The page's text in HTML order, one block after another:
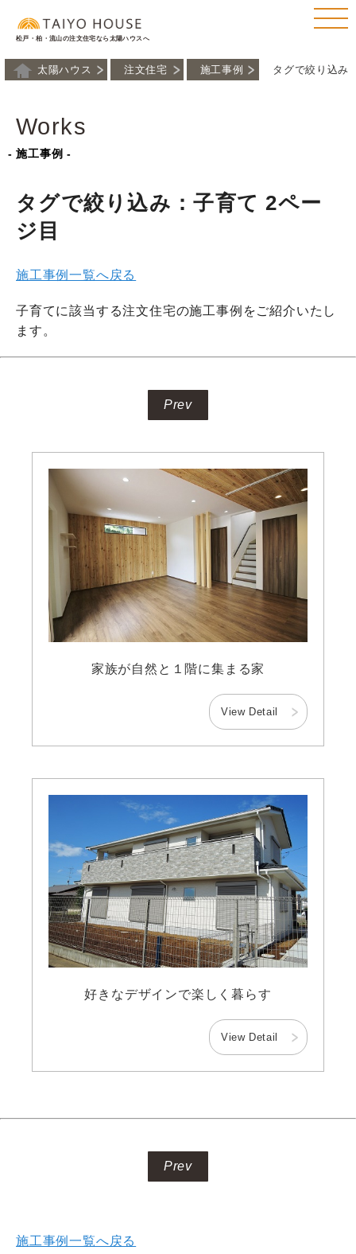
松戸・柏・流山の注文住宅なら太陽ハウスへ
太陽ハウス 注文住宅 施工事例 タグで絞り込み
Works
- 施工事例 -
タグで絞り込み：子育て 2ペー
ジ目
施工事例一覧へ戻る
子育てに該当する注文住宅の施工事例をご紹介いたし
ます。
Prev
家族が自然と１階に集まる家
View Detail
好きなデザインで楽しく暮らす
View Detail
Prev
施工事例一覧へ戻る